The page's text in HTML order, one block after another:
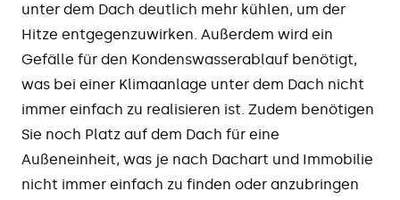
unter dem Dach deutlich mehr kühlen, um der
Hitze entgegenzuwirken. Außerdem wird ein
Gefälle für den Kondenswasserablauf benötigt,
was bei einer Klimaanlage unter dem Dach nicht
immer einfach zu realisieren ist. Zudem benötigen
Sie noch Platz auf dem Dach für eine
Außeneinheit, was je nach Dachart und Immobilie
nicht immer einfach zu finden oder anzubringen